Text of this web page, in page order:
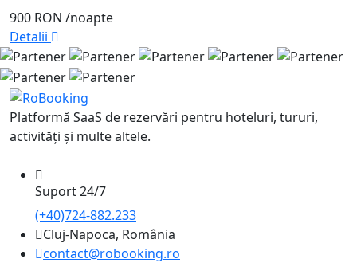
900 RON /noapte
Detalii
Platformă SaaS de rezervări pentru hoteluri, tururi,
activități și multe altele.
Suport 24/7
(+40)724-882.233
Cluj-Napoca, România
contact@robooking.ro